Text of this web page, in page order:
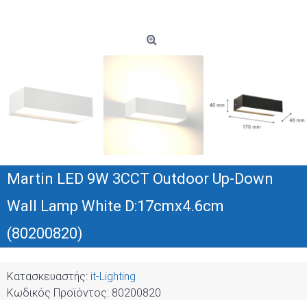
Martin LED 9W 3CCT Outdoor Up-Down
Wall Lamp White D:17cmx4.6cm
(80200820)
Κατασκευαστής: it-Lighting
Κωδικός Προϊόντος: 80200820